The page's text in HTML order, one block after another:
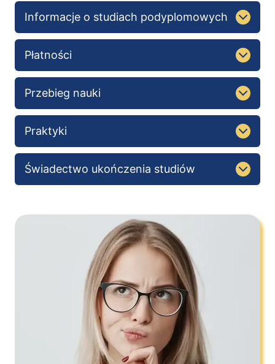
Informacje o studiach podyplomowych
Płatności
Przebieg nauki
Praktyki
Świadectwo ukończenia studiów